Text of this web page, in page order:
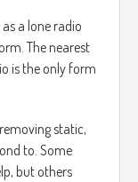
a lone radio
The nearest
is the only form
static,
to. Some
but others